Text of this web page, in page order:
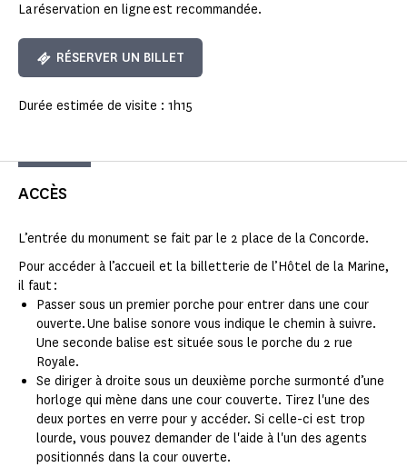
La réservation en ligne est recommandée.
RÉSERVER UN BILLET
Durée estimée de visite : 1h15
ACCÈS
L’entrée du monument se fait par le 2 place de la Concorde.
Pour accéder à l’accueil et la billetterie de l’Hôtel de la Marine,
il faut :
Passer sous un premier porche pour entrer dans une cour
ouverte. Une balise sonore vous indique le chemin à suivre.
Une seconde balise est située sous le porche du 2 rue
Royale.
Se diriger à droite sous un deuxième porche surmonté d’une
horloge qui mène dans une cour couverte. Tirez l'une des
deux portes en verre pour y accéder. Si celle-ci est trop
lourde, vous pouvez demander de l'aide à l'un des agents
positionnés dans la cour ouverte.